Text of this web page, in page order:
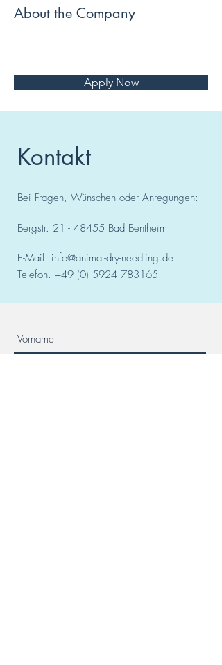
About the Company
Apply Now
Kontakt
Bei Fragen, Wünschen oder Anregungen:
Bergstr. 21 - 48455 Bad Bentheim
E-Mail. info@animal-dry-needling.de
Telefon. +49 (0) 5924 783165